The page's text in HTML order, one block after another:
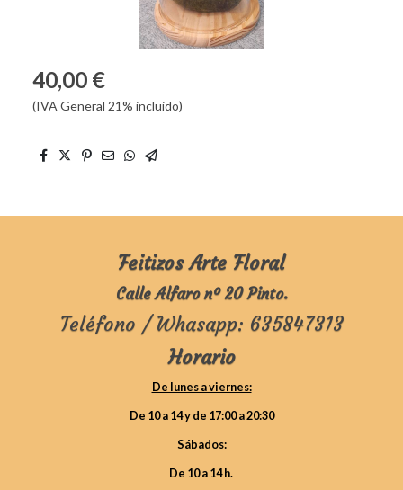
40,00 €
(IVA General 21% incluido)
Feitizos Arte Floral
Calle Alfaro nº 20 Pinto.
Teléfono / Whasapp: 635847313
Horario
De lunes a viernes:
De 10 a 14 y de 17:00 a 20:30
Sábados:
De 10 a 14 h.